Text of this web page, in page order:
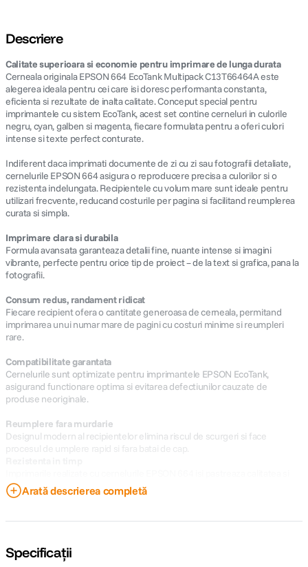
Descriere
Calitate superioara si economie pentru imprimare de lunga durata
Cerneala originala EPSON 664 EcoTank Multipack C13T66464A este
alegerea ideala pentru cei care isi doresc performanta constanta,
eficienta si rezultate de inalta calitate. Conceput special pentru
imprimantele cu sistem EcoTank, acest set contine cerneluri in culorile
negru, cyan, galben si magenta, fiecare formulata pentru a oferi culori
intense si texte perfect conturate.
Indiferent daca imprimati documente de zi cu zi sau fotografii detaliate,
cernelurile EPSON 664 asigura o reproducere precisa a culorilor si o
rezistenta indelungata. Recipientele cu volum mare sunt ideale pentru
utilizari frecvente, reducand costurile per pagina si facilitand reumplerea
curata si simpla.
Imprimare clara si durabila
Formula avansata garanteaza detalii fine, nuante intense si imagini
vibrante, perfecte pentru orice tip de proiect – de la text si grafica, pana la
fotografii.
Consum redus, randament ridicat
Fiecare recipient ofera o cantitate generoasa de cerneala, permitand
imprimarea unui numar mare de pagini cu costuri minime si reumpleri
rare.
Compatibilitate garantata
Cernelurile sunt optimizate pentru imprimantele EPSON EcoTank,
asigurand functionare optima si evitarea defectiunilor cauzate de
produse neoriginale.
Reumplere fara murdarie
Designul modern al recipientelor elimina riscul de scurgeri si face
procesul de umplere rapid si fara batai de cap.
intensitatea culorilor chiar si dupa perioade indelungate.
confort si costuri reduse la imprimari frecvente.
Calitate constanta
Arată descrierea completă
Specificații